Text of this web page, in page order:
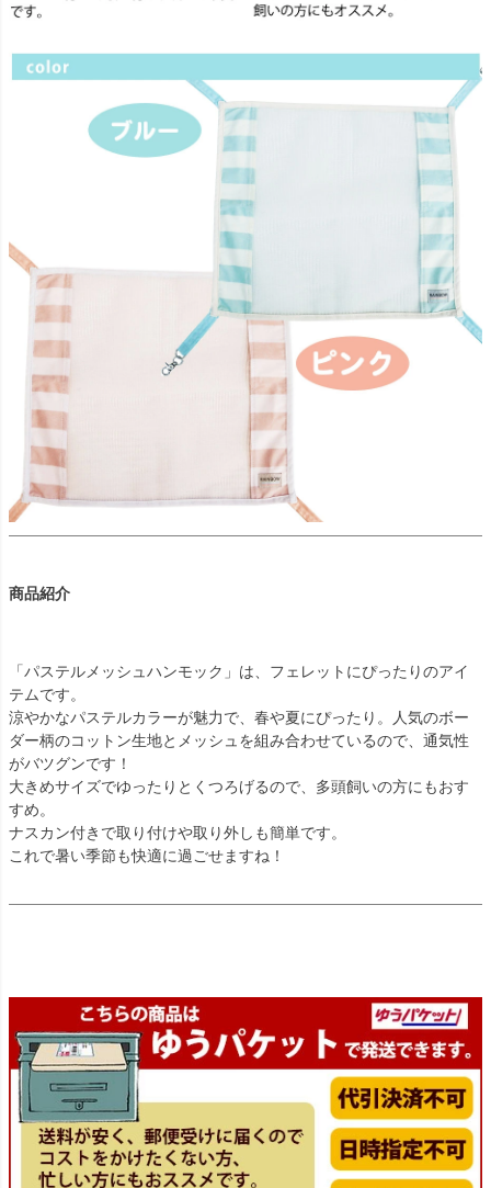
商品紹介
「パステルメッシュハンモック」は、フェレットにぴったりのアイ
テムです。
涼やかなパステルカラーが魅力で、春や夏にぴったり。人気のボー
ダー柄のコットン生地とメッシュを組み合わせているので、通気性
がバツグンです！
大きめサイズでゆったりとくつろげるので、多頭飼いの方にもおす
すめ。
ナスカン付きで取り付けや取り外しも簡単です。
これで暑い季節も快適に過ごせますね！